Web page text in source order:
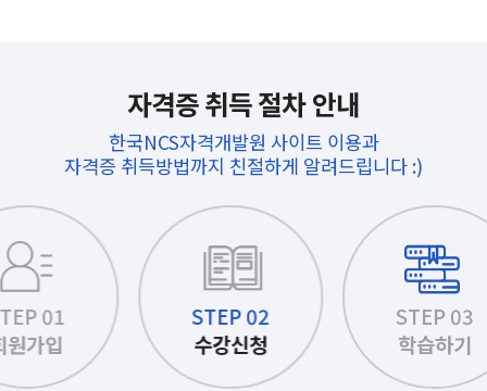
자격증 취득 절차 안내
한국NCS자격개발원 사이트 이용과
자격증 취득방법까지 친절하게 알려드립니다 :)
02
강신청
STEP 03
학습하기
STEP 04
응시하기